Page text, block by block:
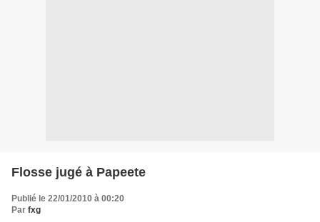
Flosse jugé à Papeete
Publié le 22/01/2010 à 00:20
Par fxg